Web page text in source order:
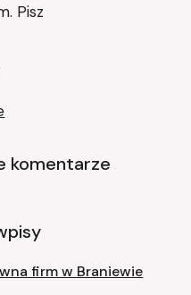
Pisz
komentarze
firm w Braniewie